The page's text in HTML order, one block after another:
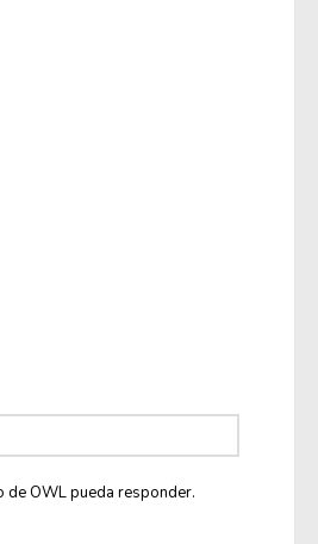
de OWL pueda responder.